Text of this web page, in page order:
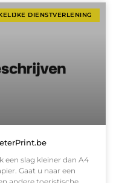
DIENSTVERLENING
een slag kleiner dan A4
Gaat u naar een